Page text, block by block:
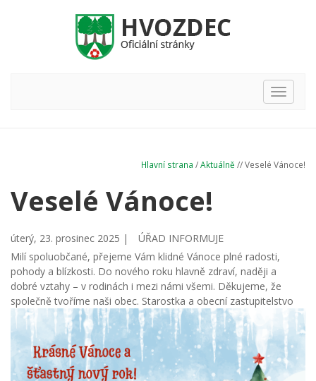
Hlavní
nabídka
Hlavní strana /Aktuálně // Veselé Vánoce!
Veselé Vánoce!
úterý, 23. prosinec 2025 |
ÚŘAD INFORMUJE
Milí spoluobčané, přejeme Vám klidné Vánoce plné radosti,
pohody a blízkosti. Do nového roku hlavně zdraví, naději a
dobré vztahy – v rodinách i mezi námi všemi. Děkujeme, že
společně tvoříme naši obec. Starostka a obecní zastupitelstvo